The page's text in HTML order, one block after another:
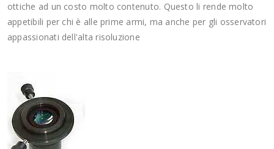
ottiche ad un costo molto contenuto. Questo li rende molto
appetibili per chi è alle prime armi, ma anche per gli osservatori
appassionati dell'alta risoluzione